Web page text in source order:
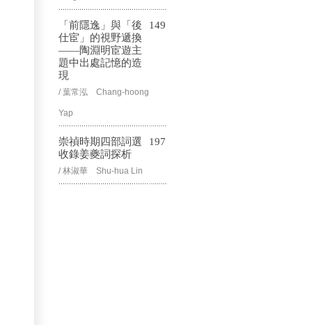
「前隱逸」與「後
仕宦」的視野遞換
——陶淵明宦遊主
題中出處記憶的造
現
/ 葉常泓 Chang-hoong
Yap
149
崇禎時期四部詞選
收錄姜夔詞探析
/ 林淑華 Shu-hua Lin
197